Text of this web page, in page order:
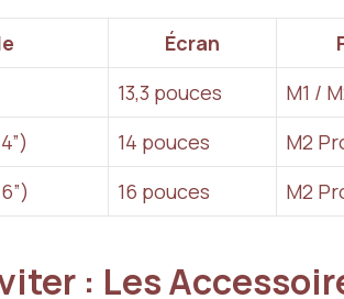
Écran
13,3 pouces M1 /
14 pouces M2
16 pouces M2
: Les